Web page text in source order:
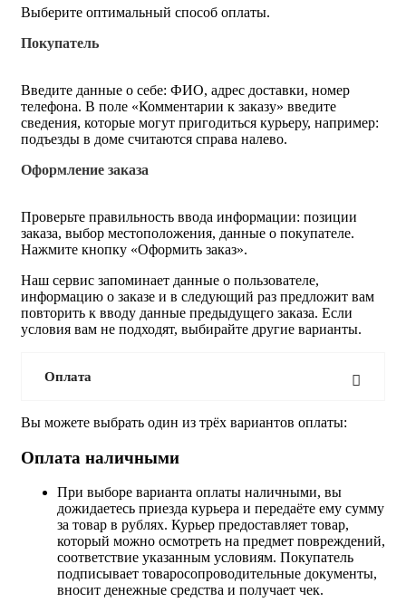
Выберите оптимальный способ оплаты.
Покупатель
Введите данные о себе: ФИО, адрес доставки, номер
телефона. В поле «Комментарии к заказу» введите
сведения, которые могут пригодиться курьеру, например:
подъезды в доме считаются справа налево.
Оформление заказа
Проверьте правильность ввода информации: позиции
заказа, выбор местоположения, данные о покупателе.
Нажмите кнопку «Оформить заказ».
Наш сервис запоминает данные о пользователе,
информацию о заказе и в следующий раз предложит вам
повторить к вводу данные предыдущего заказа. Если
условия вам не подходят, выбирайте другие варианты.
Оплата
Вы можете выбрать один из трёх вариантов оплаты:
Оплата наличными
При выборе варианта оплаты наличными, вы
дожидаетесь приезда курьера и передаёте ему сумму
за товар в рублях. Курьер предоставляет товар,
который можно осмотреть на предмет повреждений,
соответствие указанным условиям. Покупатель
подписывает товаросопроводительные документы,
вносит денежные средства и получает чек.